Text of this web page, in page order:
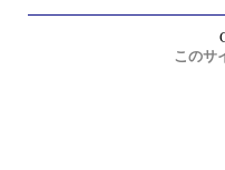
このサ